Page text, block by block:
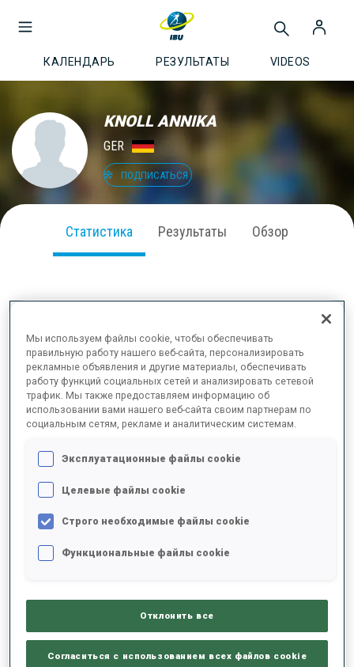
КАЛЕНДАРЬ РЕЗУЛЬТАТЫ VIDEOS
KNOLL ANNIKA
GER
ПОДПИСАТЬСЯ
Статистика Результаты Обзор
2025/2026
РЕЗУЛЬТАТЫ - СРЕДНЕЕ ЗНАЧЕНИЕ
ЛЫЖНЫЙ ХОД - ОТСТАВАНИЕ ОТ ЛИДЕРА
Данных нет
Данных нет
СТРЕЛЬБА СТОЯ
Данных нет
Мы используем файлы cookie, чтобы обеспечивать
правильную работу нашего веб-сайта, персонализировать
рекламные объявления и другие материалы, обеспечивать
работу функций социальных сетей и анализировать сетевой
трафик. Мы также предоставляем информацию об
использовании вами нашего веб-сайта своим партнерам по
социальным сетям, рекламе и аналитическим системам.
Эксплуатационные файлы cookie
Целевые файлы cookie
Строго необходимые файлы cookie
Функциональные файлы cookie
Отклонить все
Согласиться с использованием всех файлов cookie